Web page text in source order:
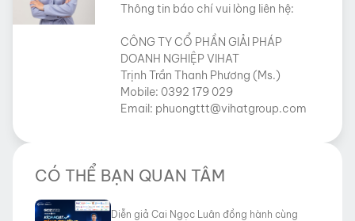
Thông tin báo chí vui lòng liên hệ:
CÔNG TY CỔ PHẦN GIẢI PHÁP
DOANH NGHIỆP VIHAT
Trịnh Trần Thanh Phương (Ms.)
Mobile: 0392 179 029
Email: phuongttt@vihatgroup.com
CÓ THỂ BẠN QUAN TÂM
Diễn giả Cai Ngọc Luân đồng hành cùng